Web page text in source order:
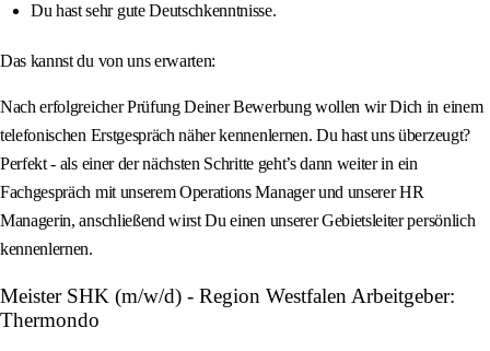
Du hast sehr gute Deutschkenntnisse.
Das kannst du von uns erwarten:
Nach erfolgreicher Prüfung Deiner Bewerbung wollen wir Dich in einem
telefonischen Erstgespräch näher kennenlernen. Du hast uns überzeugt?
Perfekt - als einer der nächsten Schritte geht’s dann weiter in ein
Fachgespräch mit unserem Operations Manager und unserer HR
Managerin, anschließend wirst Du einen unserer Gebietsleiter persönlich
kennenlernen.
Meister SHK (m/w/d) - Region Westfalen Arbeitgeber:
Thermondo